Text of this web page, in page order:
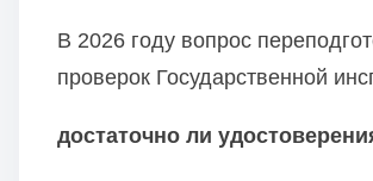
В 2026 году вопрос
проверок Государственной
достаточно ли